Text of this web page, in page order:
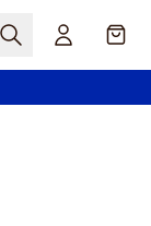
Søg Cart